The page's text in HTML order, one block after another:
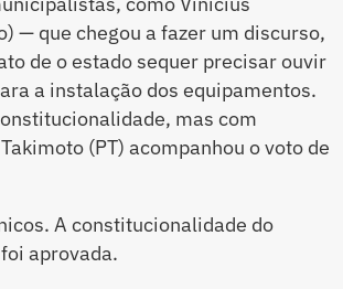
— que chegou a fazer um discurso,
de o estado sequer precisar ouvir
a instalação dos equipamentos.
mas com
(PT) acompanhou o voto de
A constitucionalidade do
aprovada.